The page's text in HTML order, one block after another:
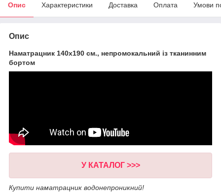
Опис Характеристики Доставка Оплата Умови
Опис
Наматрацник 140х190 см., непромокальний із тканинним
бортом
У КАТАЛОГ>>>
Купити наматрацник водонепроникний!